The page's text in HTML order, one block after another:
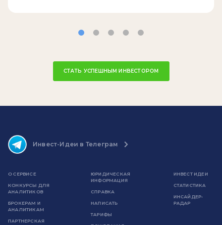
СТАТЬ УСПЕШНЫМ ИНВЕСТОРОМ
Инвест-Идеи в Телеграм
О СЕРВИСЕ
КОНКУРСЫ ДЛЯ
АНАЛИТИКОВ
БРОКЕРАМ И
АНАЛИТИКАМ
ПАРТНЕРСКАЯ
ЮРИДИЧЕСКАЯ
ИНФОРМАЦИЯ
СПРАВКА
НАПИСАТЬ
ТАРИФЫ
ИНВЕСТ ИДЕИ
СТАТИСТИКА
ИНСАЙДЕР-
РАДАР